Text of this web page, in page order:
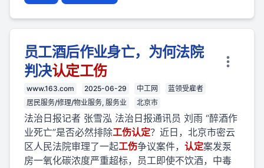
员工酒后作业身亡，为何法院
判决认定工伤
www.163.com 2025-06-29 中工网
蓝领受雇者
居民服务/修理/物业服务, 服务业
北京市
法治日报记者 张雪泓 法治日报通讯员 刘雨 “醉酒作
业死亡”是否必然排除工伤认定？近日，北京市密云
区人民法院审理了一起工伤争议案件， 认定案发泵
房一氧化碳浓度严重超标，员工即使不饮酒，中毒